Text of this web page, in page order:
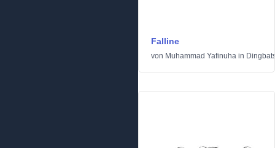
Falline
von Muhammad Yafinuha in